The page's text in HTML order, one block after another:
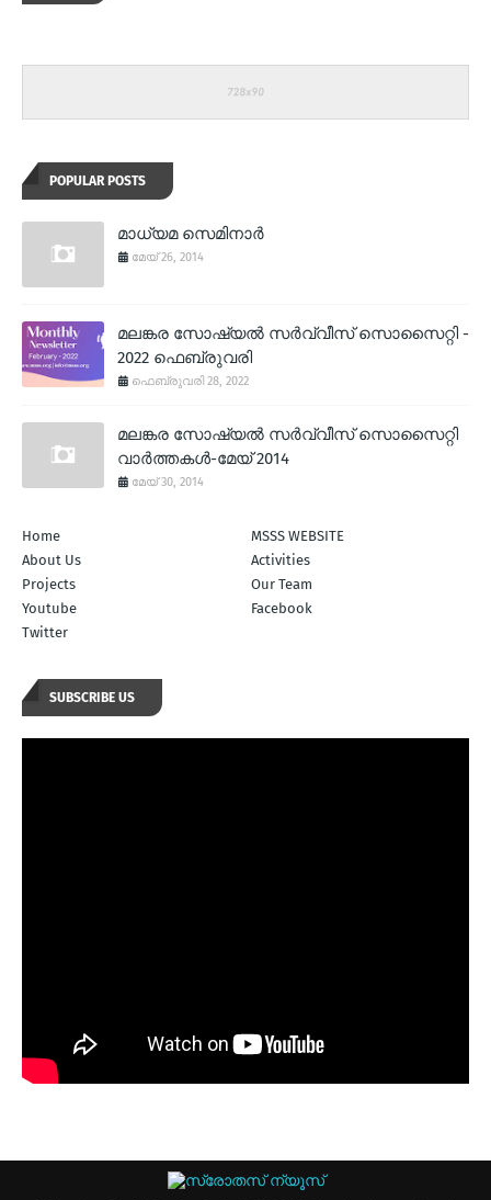
POPULAR POSTS
മാധ്യമ സെമിനാര്‍
മേയ് 26, 2014
മലങ്കര സോഷ്യല്‍ സര്‍വ്വീസ് സൊസൈറ്റി -
2022 ഫെബ്രുവരി
ഫെബ്രുവരി 28, 2022
മലങ്കര സോഷ്യല്‍ സര്‍വ്വീസ് സൊസൈറ്റി
വാര്‍ത്തകള്‍-മേയ് 2014
മേയ് 30, 2014
Home
MSSS WEBSITE
About Us
Activities
Projects
Our Team
Youtube
Facebook
Twitter
SUBSCRIBE US